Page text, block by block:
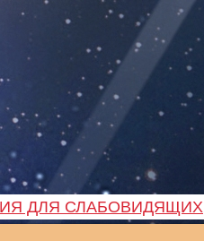
ДЛЯ СЛАБОВИДЯЩИХ